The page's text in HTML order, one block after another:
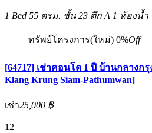
1 Bed 55 ตรม. ชั้น 23 ตึก A 1 ห้องน้ำ
ทรัพย์โครงการ(ใหม่) 0%Off
[64717] เช่าคอนโด 1 ปี บ้านกลางก
Klang Krung Siam-Pathumwan]
เช่า25,000 ฿
12